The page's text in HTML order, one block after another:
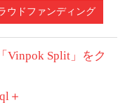
ウドファンディング
Vinpok Split」をク
＋